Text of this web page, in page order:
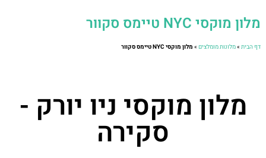
מלון מוקסי NYC טיימס סקוור
דף הבית»מלונות מומלצים» מלון מוקסי NYC טיימס סקוור
מלון מוקסי ניו יורק -
סקירה